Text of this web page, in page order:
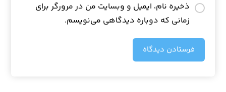
ذخیره نام، ایمیل و وبسایت من در مرورگر برای
زمانی که دوباره دیدگاهی می‌نویسم.
فرستادن دیدگاه